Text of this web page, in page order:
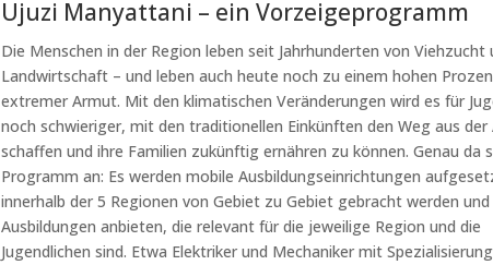
Ujuzi Manyattani – ein Vorzeigeprogramm
Die Menschen in der Region leben seit Jahrhunderten von Viehzucht
Landwirtschaft – und leben auch heute noch zu einem hohen
extremer Armut. Mit den klimatischen Veränderungen wird es für
noch schwieriger, mit den traditionellen Einkünften den Weg aus
schaffen und ihre Familien zukünftig ernähren zu können. Genau da
Programm an: Es werden mobile Ausbildungseinrichtungen
innerhalb der 5 Regionen von Gebiet zu Gebiet gebracht werden
Ausbildungen anbieten, die relevant für die jeweilige Region und die
Jugendlichen sind. Etwa Elektriker und Mechaniker mit